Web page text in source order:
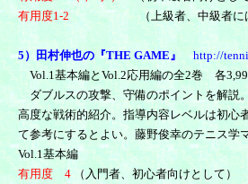
有用度1-2 （上級者、中級者に
5）田村伸也の『THE GAME』 http://
Vol.1基本編とVol.2応用編の全2巻 各
ダブルスの攻撃、守備のポイントを解説
高度な戦術的紹介。指導内容レベルは初心
て参考にするとよい。藤野俊幸のテニス学
Vol.1基本編
有用度 4 （入門者、初心者向けとして）